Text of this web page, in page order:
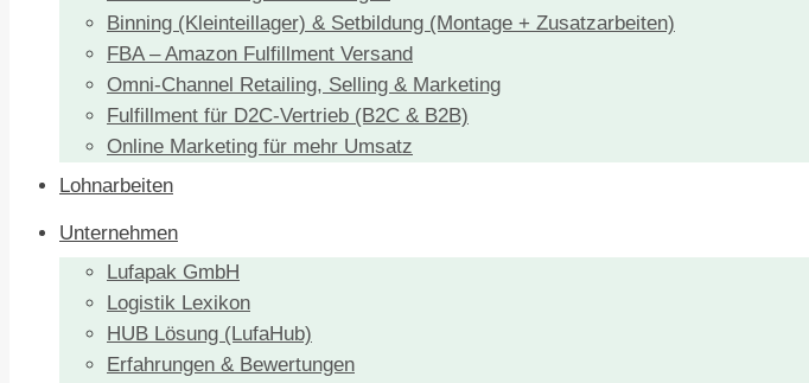
Binning (Kleinteillager) & Setbildung (Montage + Zusatzarbeiten)
FBA – Amazon Fulfillment Versand
Omni-Channel Retailing, Selling & Marketing
Fulfillment für D2C-Vertrieb (B2C & B2B)
Online Marketing für mehr Umsatz
Lohnarbeiten
Unternehmen
Lufapak GmbH
Logistik Lexikon
HUB Lösung (LufaHub)
Erfahrungen & Bewertungen